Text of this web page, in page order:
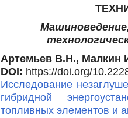
Артемьев В.Н., Малкин
DOI: https://doi.org/
Исследование
гибридной
топливных элементов и